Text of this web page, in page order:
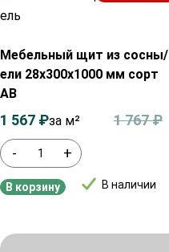
Мебельный щит из сосны/
ели 28х300х1000 мм сорт
АВ
- +
В наличии
1 767₽
1 567 ₽за м²
В корзину